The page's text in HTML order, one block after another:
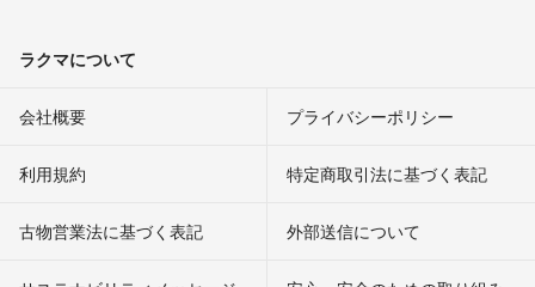
ラクマについて
会社概要 プライバシーポリシー
利用規約 特定商取引法に基づく表記
古物営業法に基づく表記 外部送信について